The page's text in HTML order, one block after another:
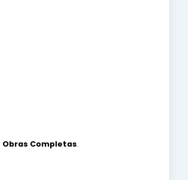
Obras Completas.